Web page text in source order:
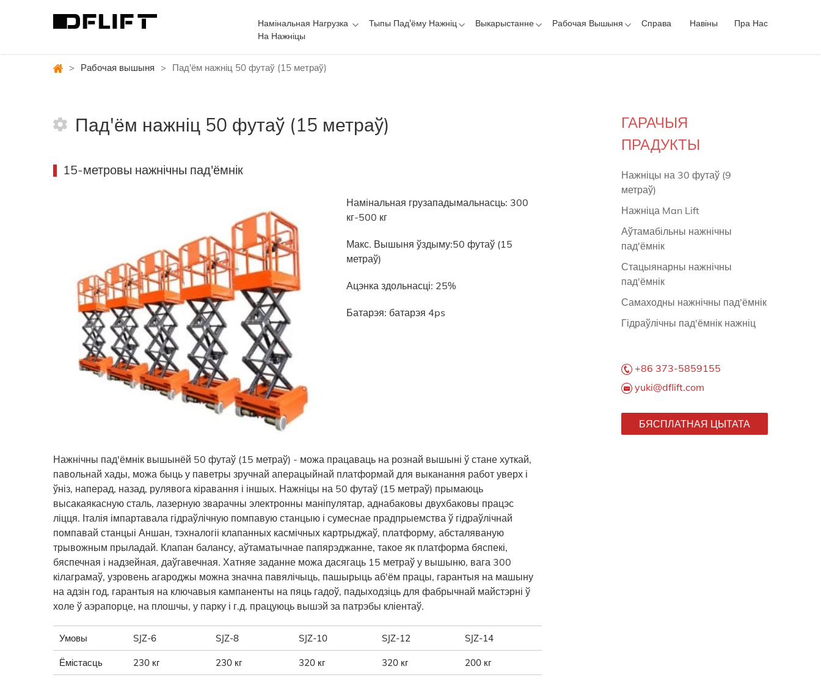
Намінальная Нагрузка
На Нажніцы
Тыпы Пад'ёму Нажніц Выкарыстанне Рабочая Вышыня Справа Навіны Пра Нас
> Рабочая вышыня > Пад'ём нажніц 50 футаў (15 метраў)
Пад'ём нажніц 50 футаў (15 метраў)
15-метровы нажнічны пад'ёмнік
Намінальная грузападымальнасць: 300
кг-500 кг
Макс. Вышыня ўздыму:50 футаў (15
метраў)
Ацэнка здольнасці: 25%
Батарэя: батарэя 4ps
Нажнічны пад'ёмнік вышынёй 50 футаў (15 метраў) - можа працаваць на рознай вышыні ў стане хуткай,
павольнай хады, можа быць у паветры зручнай аперацыйнай платформай для выканання работ уверх і
ўніз, наперад, назад, рулявога кіравання і іншых. Нажніцы на 50 футаў (15 метраў) прымаюць
высакаякасную сталь, лазерную зварачны электронны маніпулятар, аднабаковы двухбаковы працэс
ліцця. Італія імпартавала гідраўлічную помпавую станцыю і сумеснае прадпрыемства ў гідраўлічнай
помпавай станцыі Аншан, тэхналогіі клапанных касмічных картрыджаў, платформу, абсталяваную
трывожным прыладай. Клапан балансу, аўтаматычнае папярэджанне, такое як платформа бяспекі,
бяспечная і надзейная, даўгавечная. Хатняе заданне можа дасягаць 15 метраў у вышыню, вага 300
кілаграмаў, узровень агароджы можна значна павялічыць, пашырыць аб'ём працы, гарантыя на машыну
на адзін год, гарантыя на ключавыя кампаненты на пяць гадоў, падыходзіць для фабрычнай майстэрні ў
холе ў аэрапорце, на плошчы, у парку і г.д. працуюць вышэй за патрэбы кліентаў.
Умовы SJZ-6 SJZ-8 SJZ-10 SJZ-12 SJZ-14
Ёмістасць 230 кг 230 кг 320 кг 320 кг 200 кг
ГАРАЧЫЯ
ПРАДУКТЫ
Нажніцы на 30 футаў (9
метраў)
Нажніца Man Lift
Аўтамабільны нажнічны
пад'ёмнік
Стацыянарны нажнічны
пад'ёмнік
Самаходны нажнічны пад'ёмнік
Гідраўлічны пад'ёмнік нажніц
+86 373-5859155
yuki@dflift.com
БЯСПЛАТНАЯ ЦЫТАТА